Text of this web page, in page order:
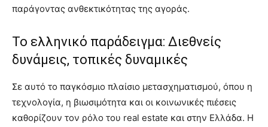
παράγοντας ανθεκτικότητας της αγοράς.
Το ελληνικό παράδειγμα: Διεθνείς
δυνάμεις, τοπικές δυναμικές
Σε αυτό το παγκόσμιο πλαίσιο μετασχηματισμού, όπου η
τεχνολογία, η βιωσιμότητα και οι κοινωνικές πιέσεις
καθορίζουν τον ρόλο του real estate και στην Ελλάδα. Η